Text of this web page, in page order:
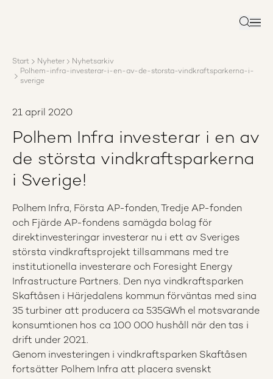
Rapporter
Nyheter
Sök
Start Nyheter
Nyhetsarkiv
Polhem-infra-investerar-i-en-av-de-storsta-vindkraftsparkerna-i-
sverige
21 april 2020
Polhem Infra investerar i en av
de största vindkraftsparkerna
i Sverige!
Polhem Infra, Första AP-fonden, Tredje AP-fonden
och Fjärde AP-fondens samägda bolag för
direktinvesteringar investerar nu i ett av Sveriges
största vindkraftsprojekt tillsammans med tre
institutionella investerare och Foresight Energy
Infrastructure Partners. ​Den nya vindkraftsparken
Skaftåsen i Härjedalens kommun förväntas med sina
35 turbiner att producera ca 535GWh el motsvarande
konsumtionen hos ca 100 000 hushåll när den tas i
drift under 2021.​​
Genom investeringen i vindkraftsparken Skaftåsen
fortsätter Polhem Infra att placera svenskt